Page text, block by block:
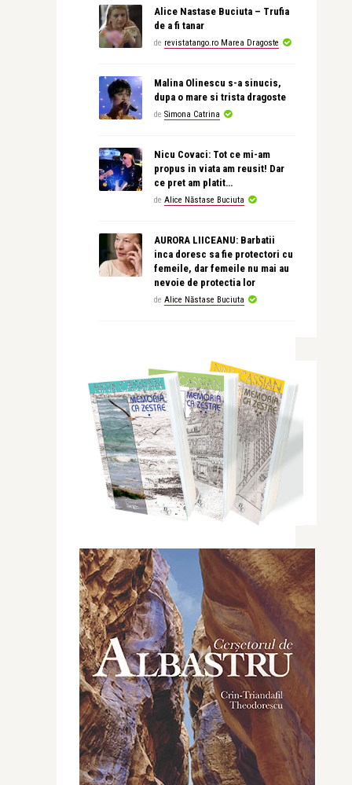
Alice Nastase Buciuta – Trufia
de a fi tanar
de revistatango.ro Marea Dragoste
Malina Olinescu s-a sinucis,
dupa o mare si trista dragoste
de Simona Catrina
Nicu Covaci: Tot ce mi-am
propus in viata am reusit! Dar
ce pret am platit…
de Alice Năstase Buciuta
AURORA LIICEANU: Barbatii
inca doresc sa fie protectori cu
femeile, dar femeile nu mai au
nevoie de protectia lor
de Alice Năstase Buciuta